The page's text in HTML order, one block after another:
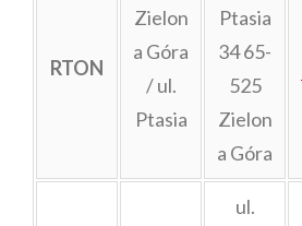
RTON
Zielon
a Góra
/ ul.
Ptasia
Ptasia
34 65-
525
Zielon
a Góra
ul.